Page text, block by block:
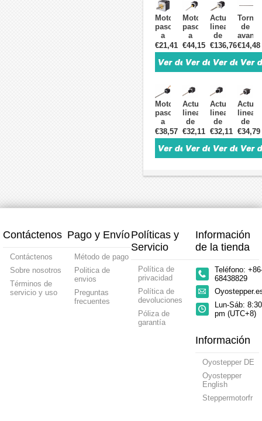
Motor
paso
a
paso
lineal
Nema
17,
de
plomo
externo
de
1,8
grados,
32mm
para
impresora
DIY
€21,41
Motor
paso
a
paso
lineal
Nema
23,
externo
1,8
grados
1,3
Nm
3,0A
3,3V,
tornillo
de
de
€44,15
Actuador
lineal
de
precisión
Nema
23,
bipolar
1,8
grados,
2,5A
5V
tornillo
de
avance,
marco
de
mm,
mm
€136,76
de
avance
de
400
mm,
mm
de
2
mm
de
paso,
para
motor
a
€14,48
Motor
paso
a
paso
lineal
no
cautivo
11
Ncm
1,8
grados
0,75
plomo
4,877
mm/0,192"
tornillo
plomo
150
€38,57
Actuador
lineal
de
motor
paso
a
paso
Nema
grados
8,0Ncm
Tornillo
100
mm
€32,11
Actuador
lineal
de
motor
paso
a
paso
Nema
grados
2,4V
Tornillo
de
100
mm
€32,11
lineal
de
motor
paso
a
paso
grados
2,4V
de
100
mm
€34,79
Contáctenos
Contáctenos
Sobre nosotros
Términos de
servicio y uso
Pago y Envío
Método de pago
Politica de
envios
Preguntas
frecuentes
Políticas y
Servicio
Política de
privacidad
Política de
devoluciones
Póliza de
garantía
Información
de la tienda
Teléfono:
68438829
Lun-Sáb:
pm (UTC+8)
Información
Oyostepper DE
Oyostepper
English
Steppermotorfr